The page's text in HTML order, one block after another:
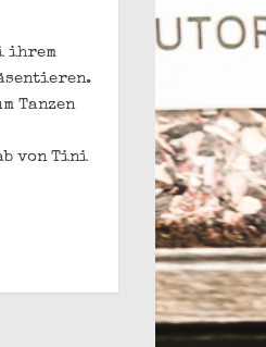
ihrem
Tanzen
von Tini